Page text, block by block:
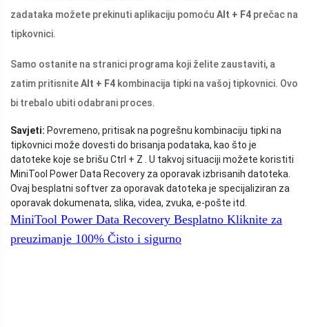
zadataka možete prekinuti aplikaciju pomoću Alt + F4 prečac na
tipkovnici.
Samo ostanite na stranici programa koji želite zaustaviti, a
zatim pritisniteAlt + F4 kombinacija tipki na vašoj tipkovnici. Ovo
bi trebalo ubiti odabrani proces.
Savjeti: Povremeno, pritisak na pogrešnu kombinaciju tipki na
tipkovnici može dovesti do brisanja podataka, kao što je
datoteke koje se brišu Ctrl + Z . U takvoj situaciji možete koristiti
MiniTool Power Data Recovery za oporavak izbrisanih datoteka.
Ovaj besplatni softver za oporavak datoteka je specijaliziran za
oporavak dokumenata, slika, videa, zvuka, e-pošte itd.
MiniTool Power Data Recovery Besplatno Kliknite za
preuzimanje 100% Čisto i sigurno